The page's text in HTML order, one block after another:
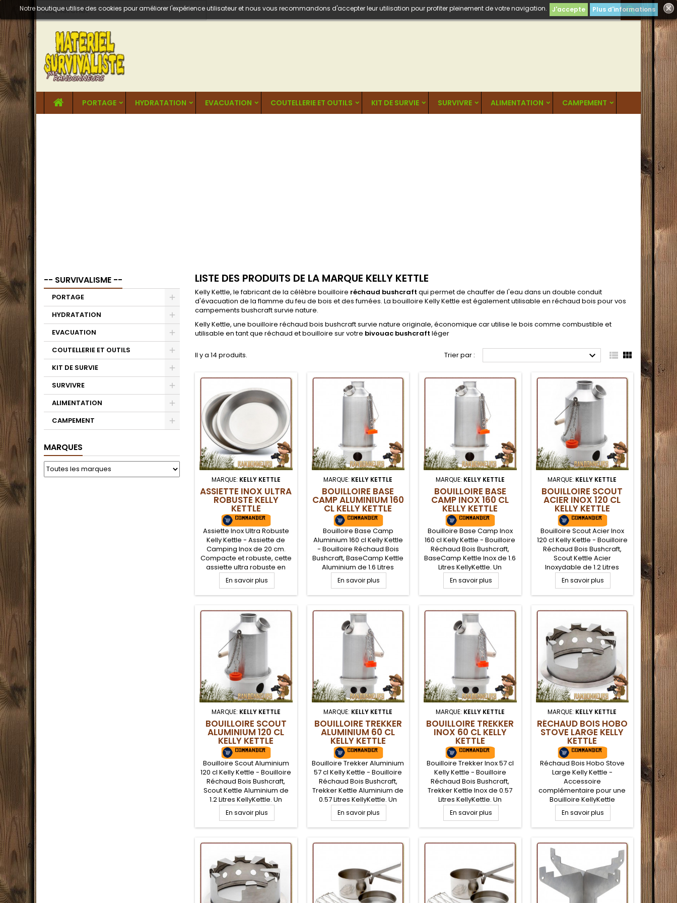

Notre boutique utilise des cookies pour améliorer l'expérience utilisateur et nous vous recommandons d'accepter leur utilisation pour profiter pleinement de votre navigation. J'accepte Plus d'informations
PORTAGE HYDRATATION EVACUATION COUTELLERIE ET OUTILS KIT DE SURVIE SURVIVRE ALIMENTATION CAMPEMENT
-- SURVIVALISME --
PORTAGE
HYDRATATION
EVACUATION
COUTELLERIE ET OUTILS
KIT DE SURVIE
SURVIVRE
ALIMENTATION
CAMPEMENT
MARQUES
LISTE DES PRODUITS DE LA MARQUE KELLY KETTLE
Kelly Kettle, le fabricant de la célèbre bouilloire réchaud bushcraft qui permet de chauffer de l'eau dans un double conduit
d'évacuation de la flamme du feu de bois et des fumées. La bouilloire Kelly Kettle est également utilisable en réchaud bois pour vos
campements bushcraft survie nature.
Kelly Kettle, une bouilloire réchaud bois bushcraft survie nature originale, économique car utilise le bois comme combustible et
utilisable en tant que réchaud et bouilloire sur votre bivouac bushcraft léger
Il y a 14 produits. Trier par :   
MARQUE: KELLY KETTLE
ASSIETTE INOX ULTRA
ROBUSTE KELLY
KETTLE
Assiette Inox Ultra Robuste
Kelly Kettle - Assiette de
Camping Inox de 20 cm.
Compacte et robuste, cette
assiette ultra robuste en
Acier Inox 304 de grande
contenance trouvera sa
place en camping et
L'inox assurant résistance et
longévité de cette assiette
inox à toute épreuve. Peut
également être utilisée
comme poêle
accompagnée...
En savoir plus
MARQUE: KELLY KETTLE
BOUILLOIRE BASE
CAMP ALUMINIUM 160
CL KELLY KETTLE
Bouilloire Base Camp
Aluminium 160 cl Kelly Kettle
- Bouilloire Réchaud Bois
Bushcraft, BaseCamp Kettle
Aluminium de 1.6 Litres
KellyKettle. Un ensemble
original pour le bushcraft
nature, une bouilloire avec
deux éléments, la base qui
sert de foyer et d'une
bouilloire avec cheminée
chauffante pour faire bouillir
de l'eau
En savoir plus
MARQUE: KELLY KETTLE
BOUILLOIRE BASE
CAMP INOX 160 CL
KELLY KETTLE
Bouilloire Base Camp Inox
160 cl Kelly Kettle - Bouilloire
Réchaud Bois Bushcraft,
BaseCamp Kettle Inox de 1.6
Litres KellyKettle. Un
ensemble original pour le
bushcraft nature, une
bouilloire avec réchaud
éléments, la base qui sert
de foyer et d'une bouilloire
avec cheminée chauffante
pour faire bouillir de l'eau
En savoir plus
MARQUE: KELLY KETTLE
BOUILLOIRE SCOUT
ACIER INOX 120 CL
KELLY KETTLE
Bouilloire Scout Acier Inox
120 cl Kelly Kettle - Bouilloire
Réchaud Bois Bushcraft,
Scout Kettle Acier
Inoxydable de 1.2 Litres
KellyKettle. Un ensemble
original pour le bushcraft
nature, une bouilloire avec
deux éléments, la base qui
sert de foyer et d'une
bouilloire avec cheminée
chauffante pour faire bouillir
de l'eau
En savoir plus
MARQUE: KELLY KETTLE
BOUILLOIRE SCOUT
ALUMINIUM 120 CL
KELLY KETTLE
Bouilloire Scout Aluminium
120 cl Kelly Kettle - Bouilloire
Réchaud Bois Bushcraft,
Scout Kettle Aluminium de
1.2 Litres KellyKettle. Un
ensemble original pour le
bushcraft nature, une
bouilloire avec réchaud
éléments, la base qui sert
de foyer et d'une bouilloire
avec cheminée chauffante
pour faire bouillir de l'eau
En savoir plus
MARQUE: KELLY KETTLE
BOUILLOIRE TREKKER
ALUMINIUM 60 CL
KELLY KETTLE
Bouilloire Trekker Aluminium
57 cl Kelly Kettle - Bouilloire
Réchaud Bois Bushcraft,
Trekker Kettle Aluminium de
0.57 Litres KellyKettle. Un
ensemble original pour le
bushcraft nature, une
bouilloire avec réchaud
éléments, la base qui sert
avec cheminée chauffante
pour faire bouillir de l'eau
En savoir plus
MARQUE: KELLY KETTLE
BOUILLOIRE TREKKER
INOX 60 CL KELLY
KETTLE
Bouilloire Trekker Inox 57 cl
Kelly Kettle - Bouilloire
Réchaud Bois Bushcraft,
Trekker Kettle Inox de 0.57
Litres KellyKettle. Un
ensemble original pour le
bushcraft nature, une
bouilloire avec réchaud
éléments, la base qui sert
avec cheminée chauffante
pour faire bouillir de l'eau
En savoir plus
MARQUE: KELLY KETTLE
RÉCHAUD BOIS HOBO
STOVE LARGE KELLY
KETTLE
Réchaud Bois Hobo Stove
Large Kelly Kettle -
Accessoire
complémentaire pour une
Bouilloire KellyKettle
(modèles Scout et Base
Camp), le réchaud Bois
HOBO STOVE LARGE se
de votre bouilloire
KellyKettle et la transforme
en réchaud bois très
performant pour un beau
bivouac bushcraft nature
En savoir plus